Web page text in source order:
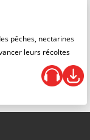
pêches, nectarines
leurs récoltes